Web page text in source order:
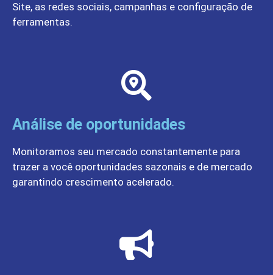
Site, as redes sociais, campanhas e configuração de
ferramentas.
Análise de oportunidades
Monitoramos seu mercado constantemente para
trazer a você oportunidades sazonais e de mercado
garantindo crescimento acelerado.